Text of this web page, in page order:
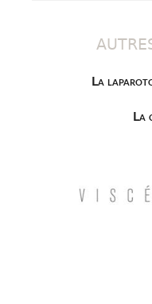
La
La